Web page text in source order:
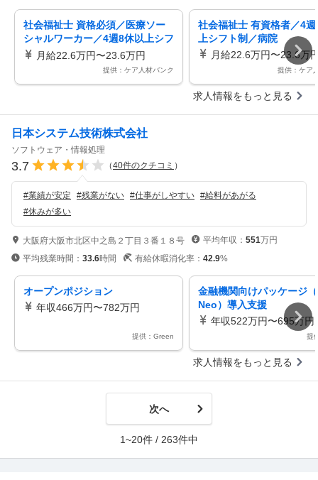
社会福祉士 資格必須／医療ソー
シャルワーカー／4週8休以上シフ
ト制／MSW／病院
月給22.6万円〜23.6万円
提供：ケア人材バンク
社会福祉士 有資格者／4
上シフト制／病院
月給22.6万円〜23.6万
提供：ケア
求人情報をもっと見る
日本システム技術株式会社
ソフトウェア・情報処理
3.7 （40件のクチコミ ）
#業績が安定 #残業がない #仕事がしやすい #給料があがる
#休みが多い
大阪府大阪市北区中之島２丁目３番１８号 平均年収： 551万円
平均残業時間： 33.6時間 有給休暇消化率： 42.9%
オープンポジション
年収466万円〜782万円
提供：Green
金融機関向けパッケージ
Neo）導入支援
年収522万円〜695万円
提
求人情報をもっと見る
次へ
1~20件 / 263件中